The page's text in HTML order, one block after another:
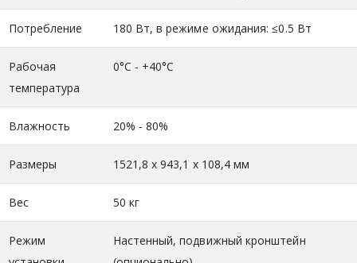
Потребление 180 Вт, в режиме ожидания: ≤0.5 Вт
Рабочая
температура
0°С - +40°С
Влажность 20% - 80%
Размеры 1521,8 х 943,1 х 108,4 мм
Вес 50 кг
Режим
Настенный, подвижный кронштейн